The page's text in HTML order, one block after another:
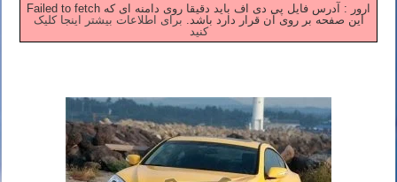
Failed to fetch ارور : آدرس فایل پی دی اف باید دقیقا روی دامنه ای که
این صفحه بر روی آن قرار دارد باشد. برای اطلاعات بیشتر اینجا کلیک
کنید